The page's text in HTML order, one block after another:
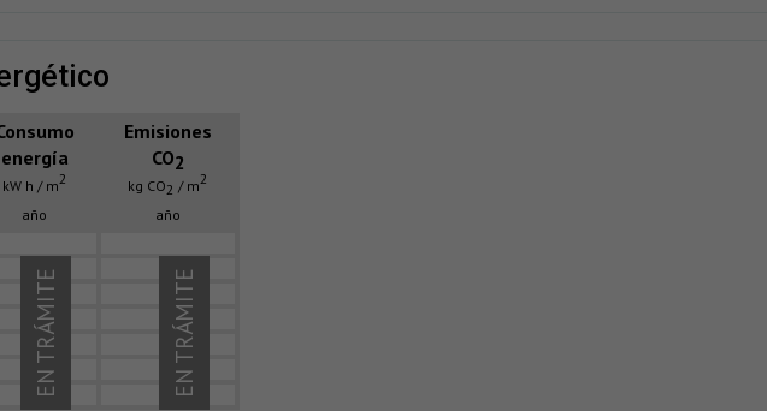
energía
kW h / m2
año
Emisiones
CO2
kg CO2 / m2
año
EN TRÁMITE
EN TRÁMITE